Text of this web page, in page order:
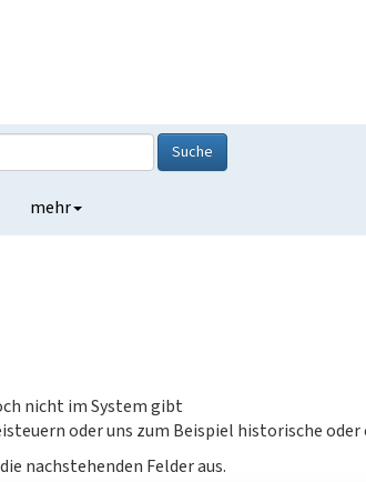
Suche
mehr
nicht im System gibt
oder uns zum Beispiel historische oder
nachstehenden Felder aus.